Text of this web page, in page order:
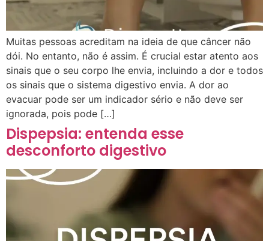
Muitas pessoas acreditam na ideia de que câncer não
dói. No entanto, não é assim. É crucial estar atento aos
sinais que o seu corpo lhe envia, incluindo a dor e todos
os sinais que o sistema digestivo envia. A dor ao
evacuar pode ser um indicador sério e não deve ser
ignorada, pois pode […]
Dispepsia: entenda esse
desconforto digestivo